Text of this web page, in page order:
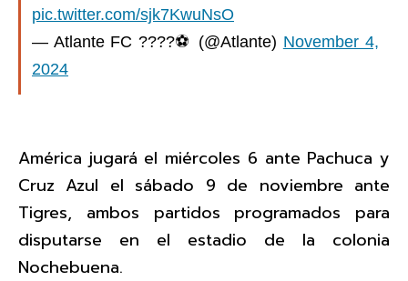
pic.twitter.com/sjk7KwuNsO
— Atlante FC ????⚽️ (@Atlante) November 4,
2024
América jugará el miércoles 6 ante Pachuca y
Cruz Azul el sábado 9 de noviembre ante
Tigres, ambos partidos programados para
disputarse en el estadio de la colonia
Nochebuena.